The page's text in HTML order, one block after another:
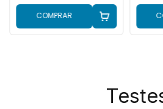
COMPRAR